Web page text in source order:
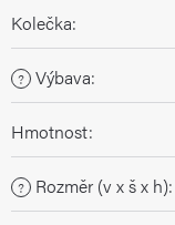
Kolečka:
? Výbava:
Hmotnost:
? Rozměr (v x š x h):